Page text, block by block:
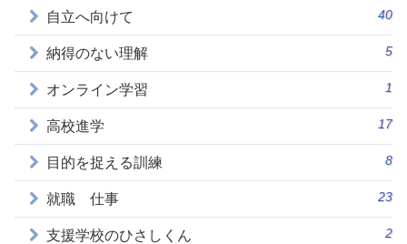
自立へ向けて 40
納得のない理解 5
オンライン学習 1
高校進学 17
目的を捉える訓練 8
就職 仕事 23
支援学校のひさしくん 2